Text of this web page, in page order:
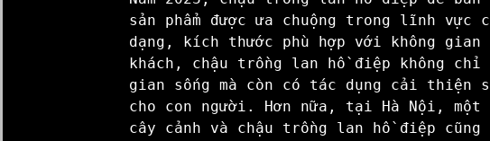
Gốm Sứ Xây Dựng Kim Lan Hà Nội Hũ Đựng Gạo Làng
Xã Bát Tràng Mới 2025 chậu sứ trồng lan hồ điệp Bát
sản phẩm được ưa chuộng trong lĩnh
dạng, kích thước phù hợp với không gian
khách, chậu trồng lan hồ điệp không chỉ
gian sống mà còn có tác dụng cải thiện
cho con người. Hơn nữa, tại Hà Nội, một
cây cảnh và chậu trồng lan hồ điệp